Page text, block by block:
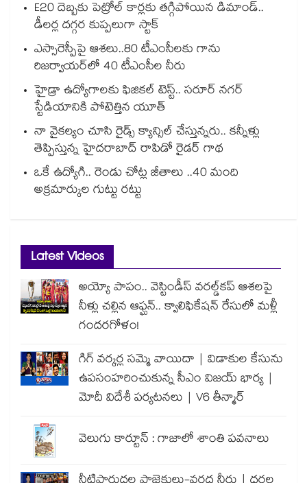
E20 దెబ్బకు పెట్రోల్ కార్లకు తగ్గిపోయిన డిమాండ్..
డీలర్ల దగ్గర కుప్పలుగా స్టాక్
ఎస్సారెస్పీపై ఆశలు..80 టీఎంసీలకు గాను
రిజర్వాయర్‌‌‌‌‌‌‌‌‌‌‌‌‌‌‌‌లో 40 టీఎంసీల నీరు
హైడ్రా ఉద్యోగాలకు ఫిజికల్ టెస్ట్.. సరూర్ నగర్
స్టేడియానికి పోటెత్తిన యూత్
నా వైకల్యం చూసి రైడ్స్ క్యాన్సిల్ చేస్తున్నరు.. కన్నీళ్లు
తెప్పిస్తున్న హైదరాబాద్ రాపిడో రైడర్ గాథ
ఒకే ఉద్యోగి.. రెండు చోట్ల జీతాలు ..40 మంది
అక్రమార్కుల గుట్టు రట్టు
Latest Videos
అయ్యో పాపం.. వెస్టిండీస్ వరల్డ్‌కప్ ఆశలపై
నీళ్లు చల్లిన ఆఫ్ఘన్.. క్వాలిఫికేషన్ రేసులో మళ్లీ
గందరగోళం!
గిగ్ వర్కర్ల సమ్మె వాయిదా | విడాకుల కేసును
ఉపసంహరించుకున్న సీఎం విజయ్ భార్య |
మోదీ విదేశీ పర్యటనలు | V6 తీన్మార్
వెలుగు కార్టూన్ : గాజాలో శాంతి పవనాలు